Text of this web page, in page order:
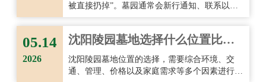
被直接扔掉”。墓园通常会新行通知、联系以及
该重视合同内容、及时续费并保持联系方式更
05.14
2026
沈阳陵园墓地选择什么位置比较
好？
沈阳陵园墓地位置的选择，需要综合环境、交
通、管理、价格以及家庭需求等多个因素进行判